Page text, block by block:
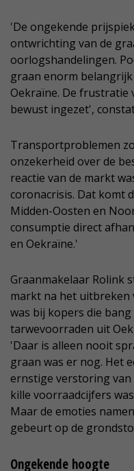
'De ongekende
ontwrichting van de
oorlogshandelingen.
graan enorm
Oekraïne. De frustratie
bewust ingezet',
Transportproblemen
onzekerheid over de
reactie van de markt
coronacrisis. Dat komt
Midden-Oosten en
consumptie direct
en Oekraïne.'
Graanmakelaar Rolink
markt na het uitbreken
was bij kopers die
tarwevoorraden uit
'Daar is alleen nooit
graan was er nog. Het
ernstige verstoring van
kille voorraadcijfers
Maar de emoties
gebeurt op de
Ongekende hoogte